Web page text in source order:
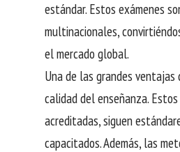
estándar. Estos exámenes
multinacionales,
el mercado global.
Una de las grandes
calidad del enseñanza.
acreditadas, siguen
capacitados. Además, las